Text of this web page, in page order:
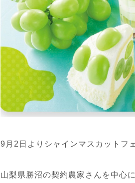
9月2日よりシャインマスカットフ
山梨県勝沼の契約農家さんを中心